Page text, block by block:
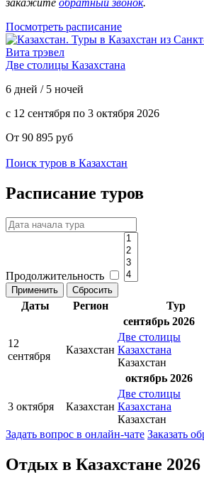
Посмотреть расписание
Две столицы Казахстана
6 дней / 5 ночей
с 12 сентября по 3 октября 2026
От 90 895 руб
Поиск туров в Казахстан
Расписание туров
Продолжительность
Даты Регион Тур
сентябрь 2026
12
сентября
Казахстан
Две столицы
Казахстана
Казахстан
октябрь 2026
3 октября Казахстан
Две столицы
Казахстана
Казахстан
Задать вопрос в онлайн-чате Заказать
Отдых в Казахстане 2026